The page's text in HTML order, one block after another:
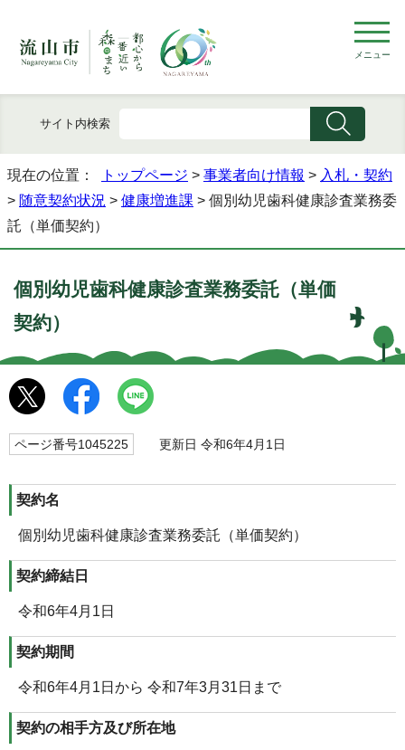
メニュー
サイト内検索
現在の位置： トップページ > 事業者向け情報 > 入札・契約
> 随意契約状況 > 健康増進課 > 個別幼児歯科健康診査業務委
託（単価契約）
個別幼児歯科健康診査業務委託（単価
契約）
ページ番号1045225 更新日 令和6年4月1日
契約名
個別幼児歯科健康診査業務委託（単価契約）
契約締結日
令和6年4月1日
契約期間
令和6年4月1日から 令和7年3月31日まで
契約の相手方及び所在地